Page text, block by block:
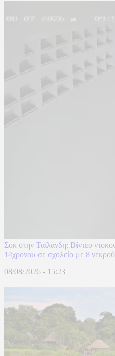
Σοκ στην Ταϊλάνδη: Βίντεο
14χρονου σε σχολείο με 8
08/08/2026 - 15:23